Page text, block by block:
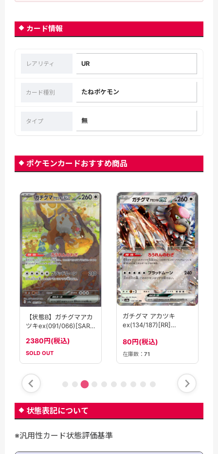
カード情報
レアリティ UR
カード種別 たねポケモン
タイプ 無
ポケモンカードおすすめ商品
【状態B】ガチグマアカ
ツキex(091/066)[SAR]
2380円(税込)
SOLD OUT
ガチグマ アカツキ
ex(134/187)[RR]
80円(税込)
在庫数： 71
状態表記について
※汎用性カード状態評価基準